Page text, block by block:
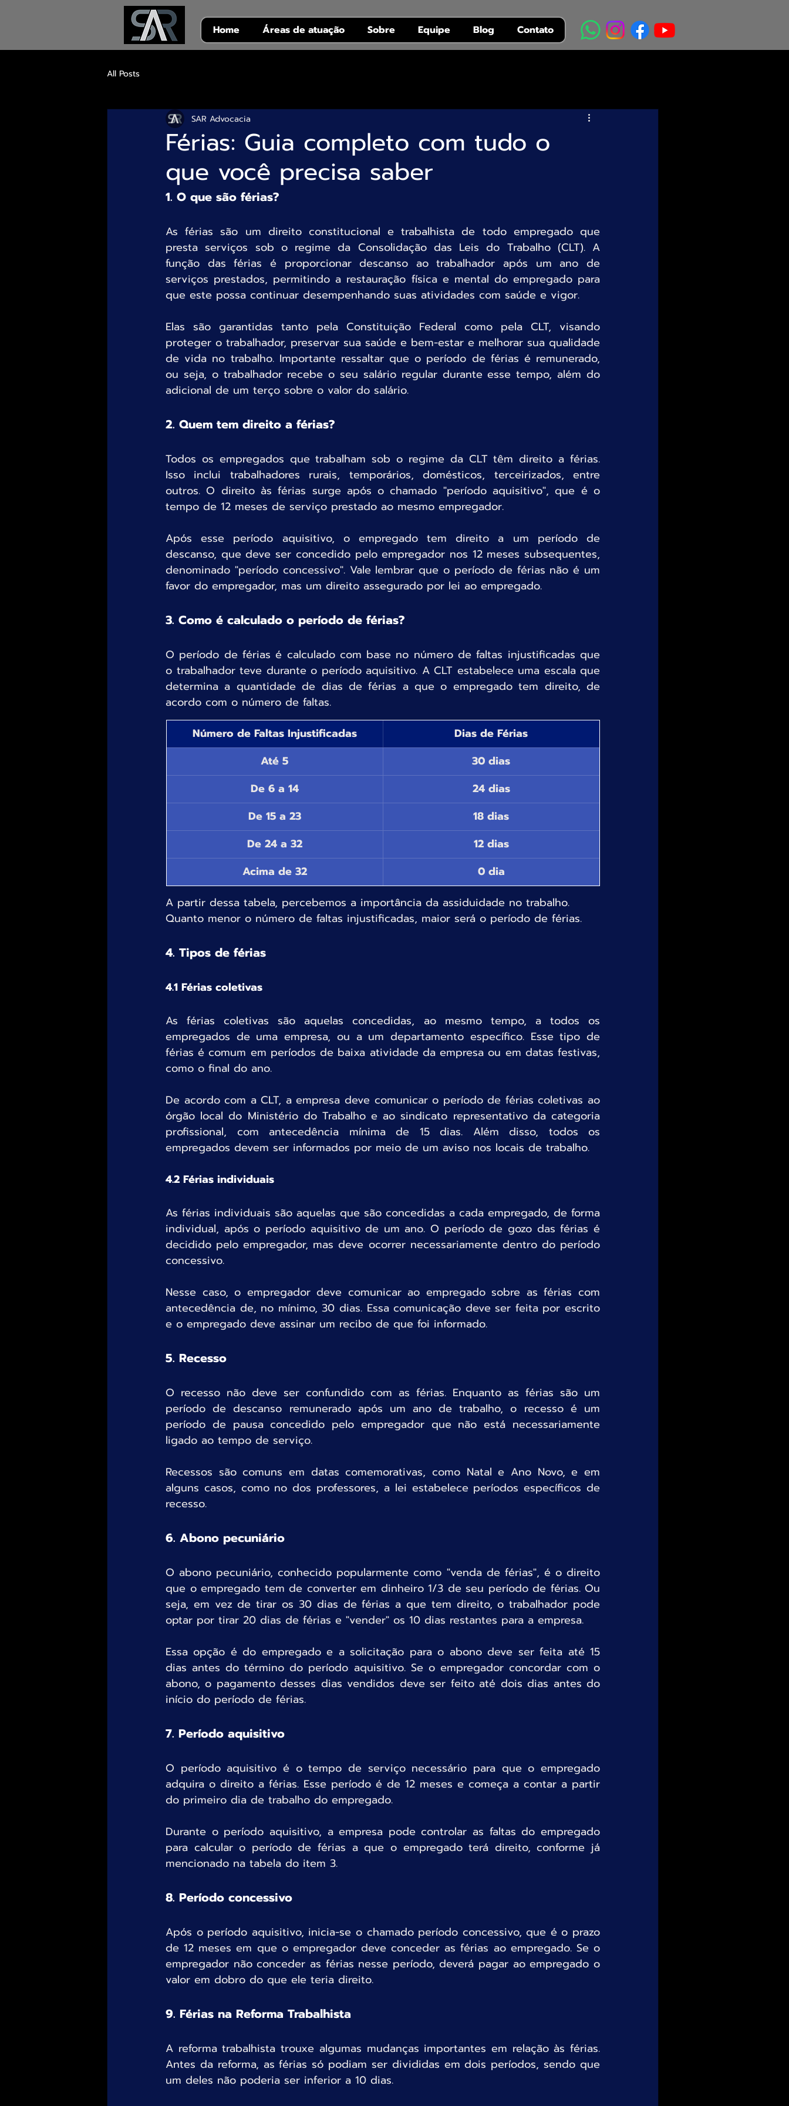
Home Áreas de atuação Sobre Equipe Blog Contato
All Posts
Férias: Guia completo com tudo o
que você precisa saber
SAR Advocacia
1. O que são férias?
As férias são um direito constitucional e trabalhista de todo empregado que
presta serviços sob o regime da Consolidação das Leis do Trabalho (CLT). A
função das férias é proporcionar descanso ao trabalhador após um ano de
serviços prestados, permitindo a restauração física e mental do empregado para
que este possa continuar desempenhando suas atividades com saúde e vigor.
Elas são garantidas tanto pela Constituição Federal como pela CLT, visando
proteger o trabalhador, preservar sua saúde e bem-estar e melhorar sua qualidade
de vida no trabalho. Importante ressaltar que o período de férias é remunerado,
ou seja, o trabalhador recebe o seu salário regular durante esse tempo, além do
adicional de um terço sobre o valor do salário.
2. Quem tem direito a férias?
Todos os empregados que trabalham sob o regime da CLT têm direito a férias.
Isso inclui trabalhadores rurais, temporários, domésticos, terceirizados, entre
outros. O direito às férias surge após o chamado "período aquisitivo", que é o
tempo de 12 meses de serviço prestado ao mesmo empregador.
Após esse período aquisitivo, o empregado tem direito a um período de
descanso, que deve ser concedido pelo empregador nos 12 meses subsequentes,
denominado "período concessivo". Vale lembrar que o período de férias não é um
favor do empregador, mas um direito assegurado por lei ao empregado.
3. Como é calculado o período de férias?
O período de férias é calculado com base no número de faltas injustificadas que
o trabalhador teve durante o período aquisitivo. A CLT estabelece uma escala que
determina a quantidade de dias de férias a que o empregado tem direito, de
acordo com o número de faltas.
​Número de Faltas Injustificadas
​Dias de Férias
​Até 5
30 dias
De 6 a 14
24 dias
De 15 a 23
18 dias
De 24 a 32
12 dias
Acima de 32
0 dia
A partir dessa tabela, percebemos a importância da assiduidade no trabalho.
Quanto menor o número de faltas injustificadas, maior será o período de férias.
4. Tipos de férias
4.1 Férias coletivas
As férias coletivas são aquelas concedidas, ao mesmo tempo, a todos os
empregados de uma empresa, ou a um departamento específico. Esse tipo de
férias é comum em períodos de baixa atividade da empresa ou em datas festivas,
como o final do ano.
De acordo com a CLT, a empresa deve comunicar o período de férias coletivas ao
órgão local do Ministério do Trabalho e ao sindicato representativo da categoria
profissional, com antecedência mínima de 15 dias. Além disso, todos os
empregados devem ser informados por meio de um aviso nos locais de trabalho.
4.2 Férias individuais
As férias individuais são aquelas que são concedidas a cada empregado, de forma
individual, após o período aquisitivo de um ano. O período de gozo das férias é
decidido pelo empregador, mas deve ocorrer necessariamente dentro do período
concessivo.
Nesse caso, o empregador deve comunicar ao empregado sobre as férias com
antecedência de, no mínimo, 30 dias. Essa comunicação deve ser feita por escrito
e o empregado deve assinar um recibo de que foi informado.
5. Recesso
O recesso não deve ser confundido com as férias. Enquanto as férias são um
período de descanso remunerado após um ano de trabalho, o recesso é um
período de pausa concedido pelo empregador que não está necessariamente
ligado ao tempo de serviço.
Recessos são comuns em datas comemorativas, como Natal e Ano Novo, e em
alguns casos, como no dos professores, a lei estabelece períodos específicos de
recesso.
6. Abono pecuniário
O abono pecuniário, conhecido popularmente como "venda de férias", é o direito
que o empregado tem de converter em dinheiro 1/3 de seu período de férias. Ou
seja, em vez de tirar os 30 dias de férias a que tem direito, o trabalhador pode
optar por tirar 20 dias de férias e "vender" os 10 dias restantes para a empresa.
Essa opção é do empregado e a solicitação para o abono deve ser feita até 15
dias antes do término do período aquisitivo. Se o empregador concordar com o
abono, o pagamento desses dias vendidos deve ser feito até dois dias antes do
início do período de férias.
7. Período aquisitivo
O período aquisitivo é o tempo de serviço necessário para que o empregado
adquira o direito a férias. Esse período é de 12 meses e começa a contar a partir
do primeiro dia de trabalho do empregado.
Durante o período aquisitivo, a empresa pode controlar as faltas do empregado
para calcular o período de férias a que o empregado terá direito, conforme já
mencionado na tabela do item 3.
8. Período concessivo
Após o período aquisitivo, inicia-se o chamado período concessivo, que é o prazo
de 12 meses em que o empregador deve conceder as férias ao empregado. Se o
empregador não conceder as férias nesse período, deverá pagar ao empregado o
valor em dobro do que ele teria direito.
9. Férias na Reforma Trabalhista
A reforma trabalhista trouxe algumas mudanças importantes em relação às férias.
Antes da reforma, as férias só podiam ser divididas em dois períodos, sendo que
um deles não poderia ser inferior a 10 dias.